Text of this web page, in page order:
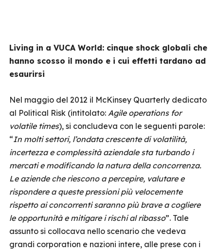
Living in a VUCA World: cinque shock globali che
hanno scosso il mondo e i cui effetti tardano ad
esaurirsi
Nel maggio del 2012 il McKinsey Quarterly dedicato
al Political Risk (intitolato: Agile operations for
volatile times), si concludeva con le seguenti parole:
“In molti settori, l’ondata crescente di volatilità,
incertezza e complessità aziendale sta turbando i
mercati e modificando la natura della concorrenza.
Le aziende che riescono a percepire, valutare e
rispondere a queste pressioni più velocemente
rispetto ai concorrenti saranno più brave a cogliere
le opportunità e mitigare i rischi al ribasso”. Tale
assunto si collocava nello scenario che vedeva
grandi corporation e nazioni intere, alle prese con i